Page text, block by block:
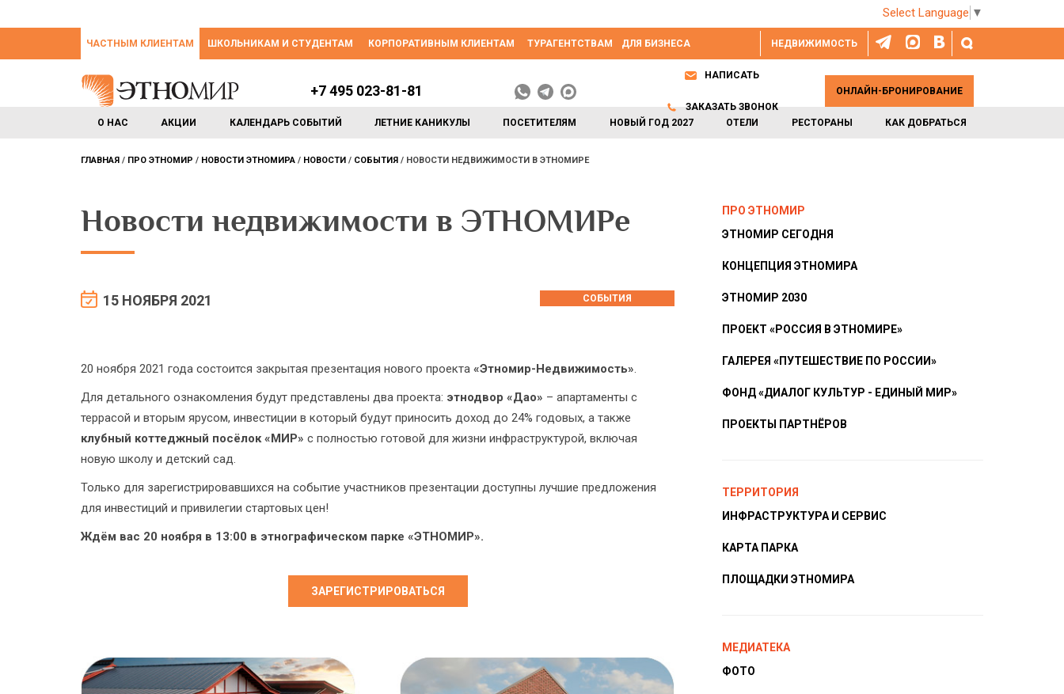
Select Language ▼
НЕДВИЖИМОСТЬ
ЧАСТНЫМ КЛИЕНТАМ ШКОЛЬНИКАМ И СТУДЕНТАМ КОРПОРАТИВНЫМ КЛИЕНТАМ ТУРАГЕНТСТВАМ ДЛЯ БИЗНЕСА
О НАС АКЦИИ КАЛЕНДАРЬ СОБЫТИЙ ЛЕТНИЕ КАНИКУЛЫ ПОСЕТИТЕЛЯМ НОВЫЙ ГОД 2027 ОТЕЛИ РЕСТОРАНЫ КАК ДОБРАТЬСЯ
+7 495 023-81-81
НАПИСАТЬ
ЗАКАЗАТЬ ЗВОНОК
ОНЛАЙН-БРОНИРОВАНИЕ
ГЛАВНАЯ ПРО ЭТНОМИР НОВОСТИ ЭТНОМИРА НОВОСТИ СОБЫТИЯ НОВОСТИ НЕДВИЖИМОСТИ В ЭТНОМИРЕ
Новости недвижимости в ЭТНОМИРе
15 НОЯБРЯ 2021 СОБЫТИЯ
20 ноября 2021 года состоится закрытая презентация нового проекта «Этномир-Недвижимость».
Для детального ознакомления будут представлены два проекта: этнодвор «Дао» – апартаменты с
террасой и вторым ярусом, инвестиции в который будут приносить доход до 24% годовых, а также
клубный коттеджный посёлок «МИР» с полностью готовой для жизни инфраструктурой, включая
новую школу и детский сад.
Только для зарегистрировавшихся на событие участников презентации доступны лучшие предложения
для инвестиций и привилегии стартовых цен!
Ждём вас 20 ноября в 13:00 в этнографическом парке «ЭТНОМИР».
ЗАРЕГИСТРИРОВАТЬСЯ
ПРО ЭТНОМИР
ЭТНОМИР СЕГОДНЯ
КОНЦЕПЦИЯ ЭТНОМИРА
ЭТНОМИР 2030
ПРОЕКТ «РОССИЯ В ЭТНОМИРЕ»
ГАЛЕРЕЯ «ПУТЕШЕСТВИЕ ПО РОССИИ»
ФОНД «ДИАЛОГ КУЛЬТУР - ЕДИНЫЙ МИР»
ПРОЕКТЫ ПАРТНЁРОВ
ТЕРРИТОРИЯ
ИНФРАСТРУКТУРА И СЕРВИС
КАРТА ПАРКА
ПЛОЩАДКИ ЭТНОМИРА
МЕДИАТЕКА
ФОТО